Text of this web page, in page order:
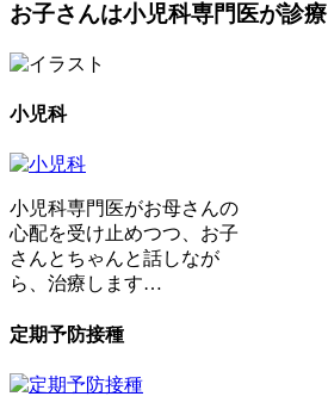
お子さんは小児科専門医が診療
小児科
小児科専門医がお母さんの
心配を受け止めつつ、お子
さんとちゃんと話しなが
ら、治療します…
定期予防接種